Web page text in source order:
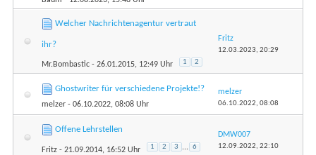
Welcher Nachrichtenagentur vertraut
ihr?
Mr.Bombastic - 26.01.2015, 12:49 Uhr 1 2
Fritz
12.03.2023, 20:29
Ghostwriter für verschiedene Projekte!?
melzer - 06.10.2022, 08:08 Uhr
melzer
06.10.2022, 08:08
Offene Lehrstellen
Fritz - 21.09.2014, 16:52 Uhr 1 2 3 ... 6
DMW007
12.09.2022, 22:10